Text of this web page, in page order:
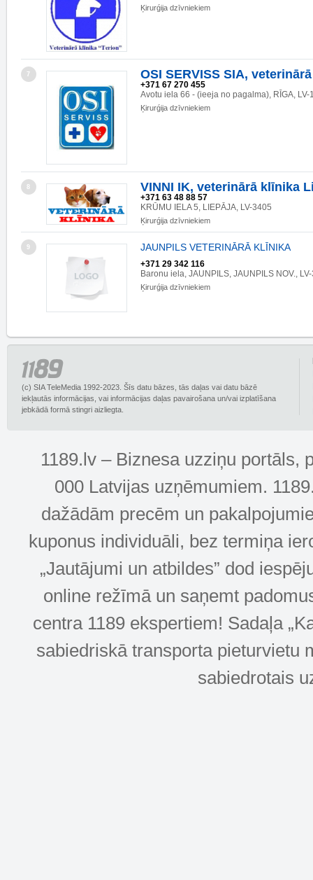
Ķirurǵija dzīvniekiem
7 OSI SERVISS SIA,
+371 67 270 455
Avotu iela 66 - (ieeja no pagalma), RĪGA, LV-
Ķirurǵija dzīvniekiem
8 VINNI IK, veterinārā klīnika
+371 63 48 88 57
KRŪMU IELA 5, LIEPĀJA, LV-3405
Ķirurǵija dzīvniekiem
9 JAUNPILS VETERINĀRĀ KLĪNIKA
+371 29 342 116
Baronu iela, JAUNPILS, JAUNPILS NOV.,
Ķirurǵija dzīvniekiem
(c) SIA TeleMedia 1992-2023. Šīs datu bāzes, tās daļas vai datu bāzē
iekļautās informācijas, vai informācijas daļas pavairošana un/vai izplatīšana
jebkādā formā stingri aizliegta.
1189.lv – Biznesa uzziņu portāls,
000 Latvijas uzņēmumiem.
dažādām precēm un
kuponus individuāli, bez termiņa
„Jautājumi un atbildes” dod
online režīmā un saņemt
centra 1189 ekspertiem! Sadaļa
sabiedriskā transporta pieturvietu
sabiedrotais